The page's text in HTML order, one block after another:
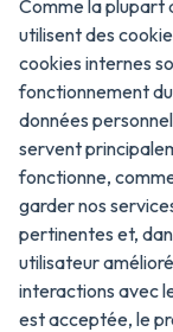
Comme la plupart
utilisent des
cookies internes
fonctionnement
données
servent
fonctionne,
garder nos
pertinentes et,
utilisateur
interactions avec
est acceptée, le